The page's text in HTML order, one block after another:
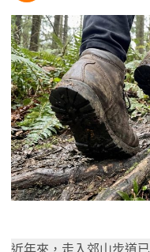
近年來，走入郊山步道